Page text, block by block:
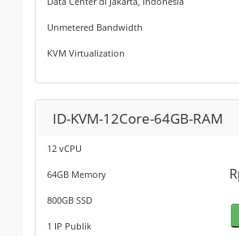
Unmetered Bandwidth
KVM Virtualization
ID-KVM-12Core-64GB-RAM
12 vCPU
64GB Memory
800GB SSD
1 IP Publik